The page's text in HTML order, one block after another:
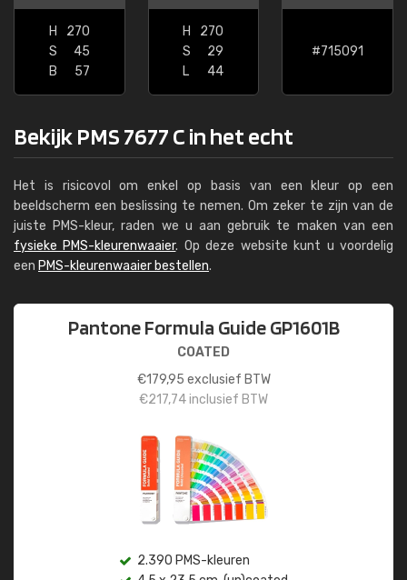
H
270
S
45
B
57
H
270
S
29
L
44
#715091
Bekijk PMS 7677 C in het echt
Het is risicovol om enkel op basis van een kleur op een
beeldscherm een beslissing te nemen. Om zeker te zijn van de
juiste PMS-kleur, raden we u aan gebruik te maken van een
fysieke PMS-kleurenwaaier. Op deze website kunt u voordelig
een PMS-kleurenwaaier bestellen.
Pantone Formula Guide GP1601B
COATED
€179,95 exclusief BTW
€217,74inclusief BTW
2.390 PMS-kleuren